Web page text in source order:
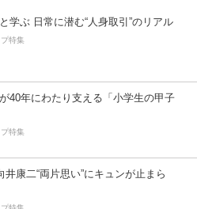
学ぶ 日常に潜む“人身取引”のリアル
特集
40年にわたり支える「小学生の甲子
特集
康二“両片思い”にキュンが止まら